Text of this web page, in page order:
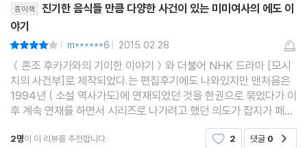
종이책
진기한 음식들 만큼 다양한 사건이 있는 미미여사의 에도 이
야기
| m******6 | 2015.02.28
＜혼조 후카가와의 기이한 이야기＞와 더불어 NHK 드라마 [모시
치의 사건부]로 제작되었다.는 편집후기에도 나와있지만 맨처음은
1994년 ( 소설 역사가도)에 연재되었던 것을 한권으로 묶었다가 이
후 계속 연재를 하면서 시리즈로 나가려고 했던 의도가 잡지가 페간
되면서 중단되었다가 드라마로 제작되면서 몇편이 더추가 되고 하
면서 2013년 합본이 나왔다는 긴역사가 있다. 오갓
2명이 이 리뷰를 추천합니다. 2 댓글 0